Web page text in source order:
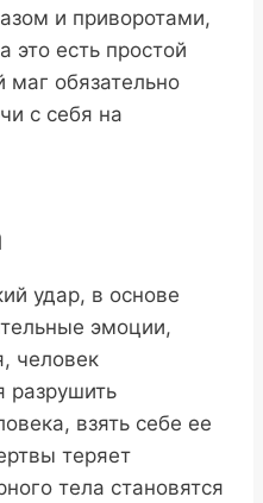
и приворотами,
это есть простой
обязательно
с себя на
удар, в основе
эмоции,
человек
разрушить
взять себе ее
теряет
тела становятся